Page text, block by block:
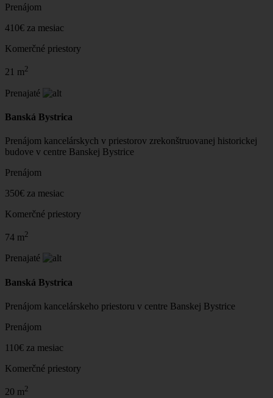
Prenájom
410€ za mesiac
Komerčné priestory
21 m2
Prenajaté
Banská Bystrica
Prenájom kancelárskych v priestorov zrekonštruovanej historickej
budove v centre Banskej Bystrice
Prenájom
350€ za mesiac
Komerčné priestory
74 m2
Prenajaté
Banská Bystrica
Prenájom kancelárskeho priestoru v centre Banskej Bystrice
Prenájom
110€ za mesiac
Komerčné priestory
20 m2